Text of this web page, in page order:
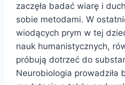
zaczęła badać wiarę i
sobie metodami. W
wiodących prym w tej
nauk humanistycznych,
próbują dotrzeć do
Neurobiologia prowadziła